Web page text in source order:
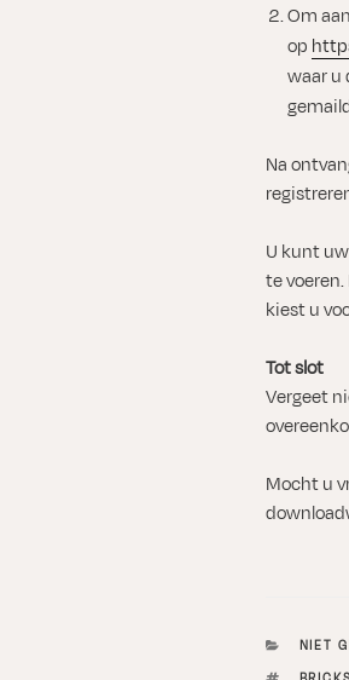
Om aan
op
waar u
Na
U kunt
te
kiest u
Tot slot
Vergeet
Mocht u
NIET